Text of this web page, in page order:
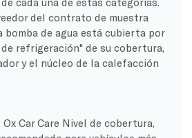
del contrato de muestra
bomba de agua está cubierta por
refrigeración" de su cobertura,
y el núcleo de la calefacción
Car Care Nivel de cobertura,